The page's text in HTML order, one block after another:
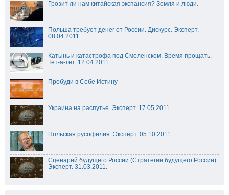
Грозит ли нам китайская экспансия? Земля и люди.
Польша требует денег от России. Дискурс. Эксперт.
08.04.2011.
Катынь и катастрофа под Смоленском. Время прощать.
Тет-а-тет. 12.04.2011.
Пробуди в Себе Истину
Украина на распутье. Эксперт. 17.05.2011.
Польская русофилия. Эксперт. 05.10.2011.
Сценарий будущего России (Стратегии будущего России).
Эксперт. 31.03.2011.